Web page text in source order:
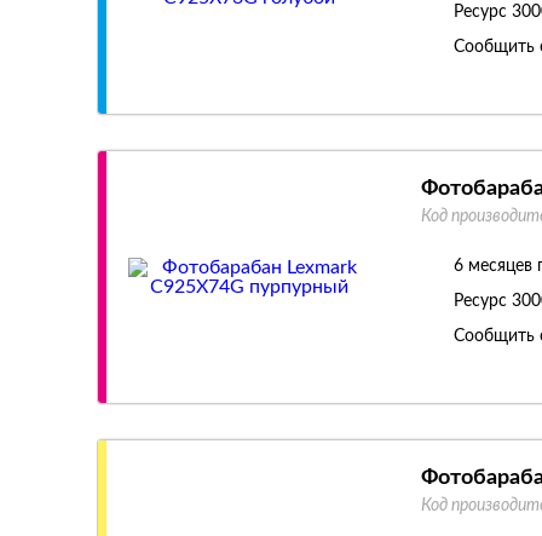
Ресурс
Сообщить
Код
6 месяцев
Ресурс
Сообщить
Код